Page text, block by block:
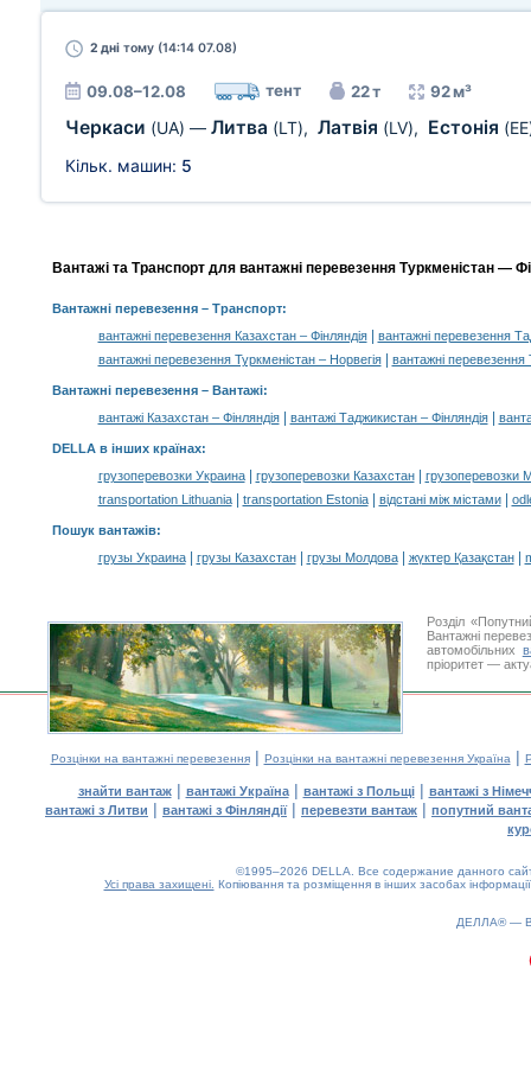
2 дні тому (14:14 07.08)
09.08–12.08 тент 22 т 92 м³
Черкаси (UA) — Литва (LT), Латвія (LV), Естонія
Кільк. машин: 5
Вантажі та Транспорт для вантажні перевезення Туркменістан —
Вантажні перевезення– Транспорт:
вантажні перевезення Казахстан – Фінляндія|
вантажні перевезення
вантажні перевезення Туркменістан – Норвегія| вантажні перевезення
Вантажні перевезення – Вантажі:
вантажі Казахстан – Фінляндія| вантажі Таджикистан – Фінляндія|
DELLA в інших країнах:
грузоперевозки Украина| грузоперевозки Казахстан|
грузоперевозки
transportation Lithuania| transportation Estonia| відстані між містами|
Пошук вантажів:
грузы Украина| грузы Казахстан| грузы Молдова| жүктер Қазақстан|
Розділ
Вантажні
автомобільних
пріоритет —
Розцінки на вантажні перевезення| Розцінки на вантажні перевезення Україна |
знайти вантаж| вантажі Україна| вантажі з Польщі| вантажі з
вантажі з Литви | вантажі з Фінляндії| перевезти вантаж | попутний
©1995–2026 DELLA. Все содержание данного
Усі права захищені. Копіювання та розміщення в інших засобах
ДЕЛЛА® —